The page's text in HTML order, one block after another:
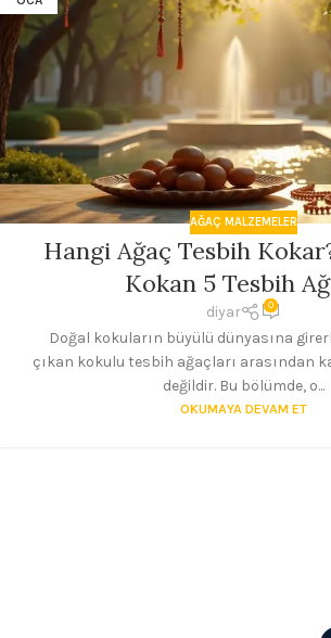
AĞAÇ MALZEMELER
Hangi Ağaç Tesbih
Kokan 5 Tesbih
diyar 0
Doğal kokuların büyülü dünyasına
çıkan kokulu tesbih ağaçları arasından
değildir. Bu bölümde, o...
OKUMAYA DEVAM ET